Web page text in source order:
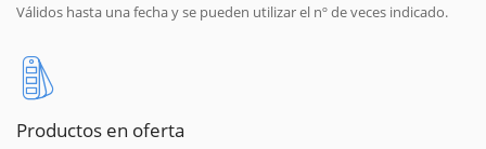
Válidos hasta una fecha y se pueden utilizar el nº de veces indicado.
Productos en oferta